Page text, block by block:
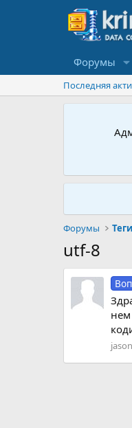
Форумы
Последняя
Форумы Теги
utf-8
нем
jason